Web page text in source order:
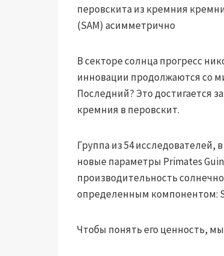
перовскита из кремния
(SAM) асимметрично
В секторе солнца прогресс
инновации продолжаются со
Последний? Это достигается
кремния в перовскит.
Группа из 54 исследователей,
новые параметры Primates
производительность
определенным компонентом:
Чтобы понять его ценность,